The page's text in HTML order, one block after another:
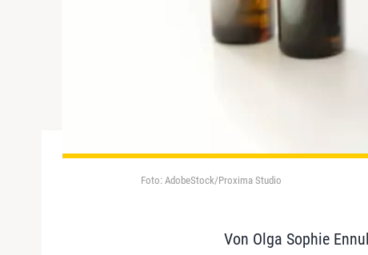
Foto: AdobeStock/Proxima Studio
Von Olga Sophie